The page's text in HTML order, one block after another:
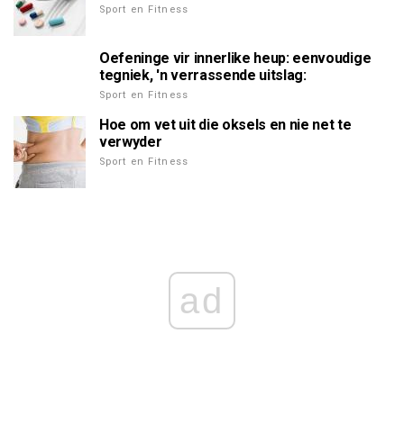
Sport en Fitness
Oefeninge vir innerlike heup: eenvoudige
tegniek, 'n verrassende uitslag:
Sport en Fitness
Hoe om vet uit die oksels en nie net te
verwyder
Sport en Fitness
ad